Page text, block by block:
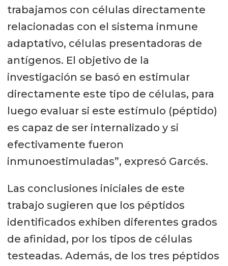
trabajamos con células directamente
relacionadas con el sistema inmune
adaptativo, células presentadoras de
antígenos. El objetivo de la
investigación se basó en estimular
directamente este tipo de células, para
luego evaluar si este estímulo (péptido)
es capaz de ser internalizado y si
efectivamente fueron
inmunoestimuladas”, expresó Garcés.
Las conclusiones iniciales de este
trabajo sugieren que los péptidos
identificados exhiben diferentes grados
de afinidad, por los tipos de células
testeadas. Además, de los tres péptidos